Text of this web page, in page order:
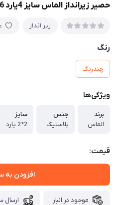
حصیر زیرانداز الماس سایز 4یارد 6 نفره
زیر انداز
رنگ
چندرنگ
ویژگی‌ها
برند
الماس
جنس
پلاستیک
سایز
2*2 یارد
قیمت:
افزودن به
موجود در انبار ارسال